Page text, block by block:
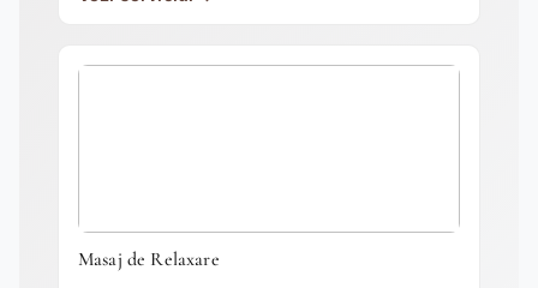
Masaj de Relaxare